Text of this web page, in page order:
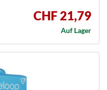
CHF 21,79
Auf Lager